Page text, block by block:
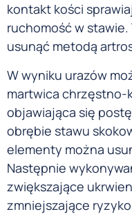
kontakt kości
ruchomość w
usunąć metodą
W wyniku urazów
martwica chrzęstno-
objawiająca się
obrębie stawu
elementy można
Następnie
zwiększające
zmniejszające